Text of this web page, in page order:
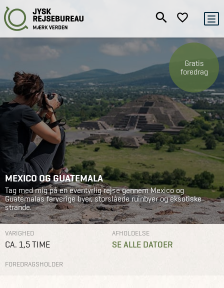
Gratis
foredrag
MEXICO OG GUATEMALA
Tag med mig på en eventyrlig rejse gennem Mexico og
Guatemalas farverige byer, storslåede ruinbyer og eksotiske
strande.
VARIGHED
CA. 1,5 TIME
FOREDRAGSHOLDER
AFHOLDELSE
SE ALLE DATOER